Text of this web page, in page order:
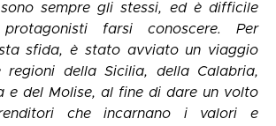
sempre gli stessi, ed è difficile
farsi conoscere. Per
sfida, è stato avviato un viaggio
regioni della Sicilia, della Calabria,
e del Molise, al fine di dare un volto
che incarnano i valori e